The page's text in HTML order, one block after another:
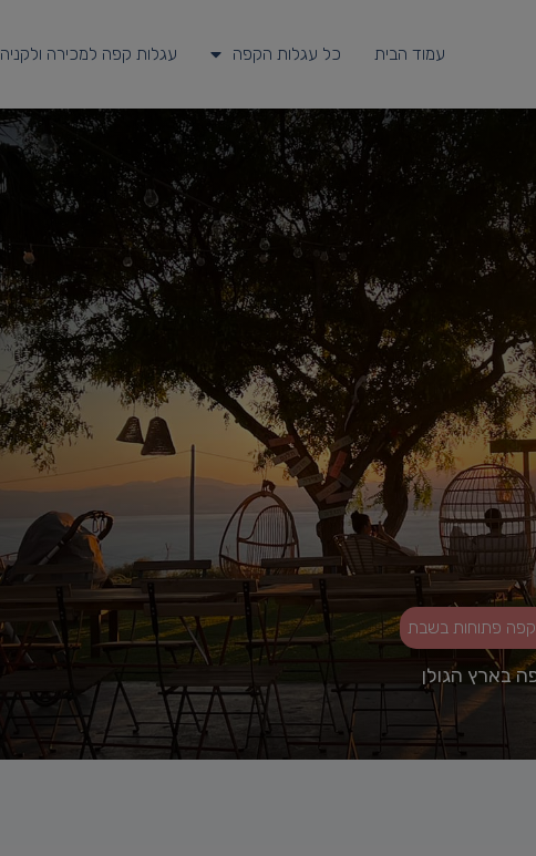
עמוד הבית כל עגלות הקפה עגלות קפה למכירה ולקניה
פתוחות בשבת
בארץ הגולן